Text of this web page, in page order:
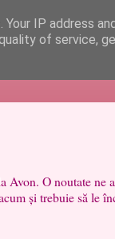
O noutate ne
și trebuie să le
IP address
of service,